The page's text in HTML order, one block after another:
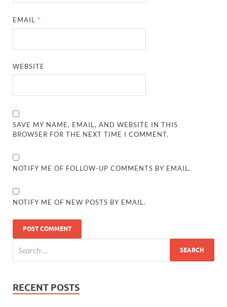
EMAIL *
WEBSITE
SAVE MY NAME, EMAIL, AND WEBSITE IN THIS
BROWSER FOR THE NEXT TIME I COMMENT.
NOTIFY ME OF FOLLOW-UP COMMENTS BY EMAIL.
NOTIFY ME OF NEW POSTS BY EMAIL.
RECENT POSTS